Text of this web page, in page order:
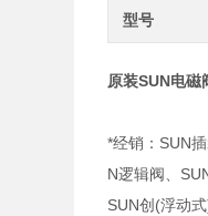
型号
原装SUN电
*经销：SUN
N逻辑阀、
SUN创(浮动